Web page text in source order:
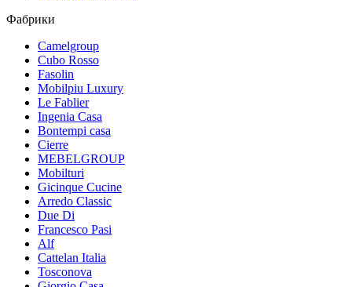
Фабрики
Camelgroup
Cubo Rosso
Fasolin
Mobilpiu Luxury
Le Fablier
Ingenia Casa
Bontempi casa
Cierre
MEBELGROUP
Mobilturi
Gicinque Cucine
Arredo Classic
Due Di
Francesco Pasi
Alf
Cattelan Italia
Tosconova